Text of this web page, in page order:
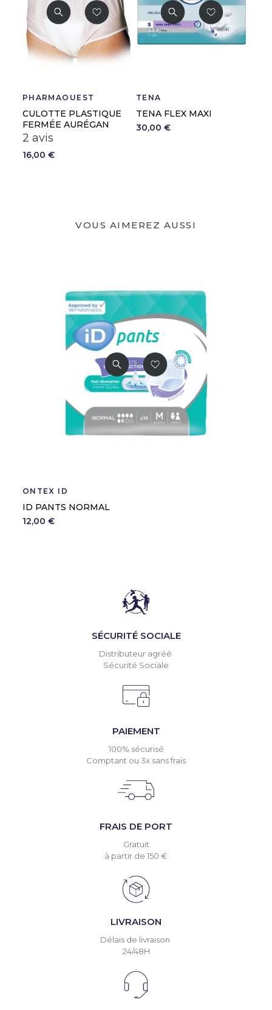
PHARMAOUEST
CULOTTE PLASTIQUE
FERMÉE AURÉGAN
2 avis
16,00 €
TENA
TENA FLEX MAXI
30,00 €
VOUS AIMEREZ AUSSI
ONTEX ID
ID PANTS NORMAL
12,00 €
SÉCURITÉ SOCIALE
Distributeur agréé
Sécurité Sociale
PAIEMENT
100% sécurisé
Comptant ou 3x sans frais
FRAIS DE PORT
Gratuit
à partir de 150 €
LIVRAISON
Délais de livraison
24/48H